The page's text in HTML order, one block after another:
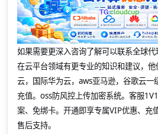
如果需要更深入咨询了解可以联系全球代
在云平台领域有更专业的知识和建议，
云，国际华为云，aws亚马逊，谷歌云一
充值。oss防风控上传加密系统。客服
案、免绑卡。开通即享专属VIP优惠、充
售后支持。